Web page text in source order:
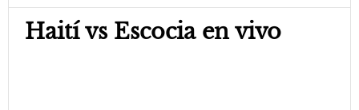
Haití vs Escocia en vivo